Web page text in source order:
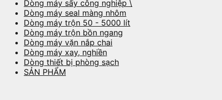
Dòng máy sấy công nghiệp \
Dòng máy seal màng nhôm
Dòng máy trộn 50 - 5000 lít
Dòng máy trộn bồn ngang
Dòng máy vặn nắp chai
Dòng máy xay, nghiền
Dòng thiết bị phòng sạch
SẢN PHẨM